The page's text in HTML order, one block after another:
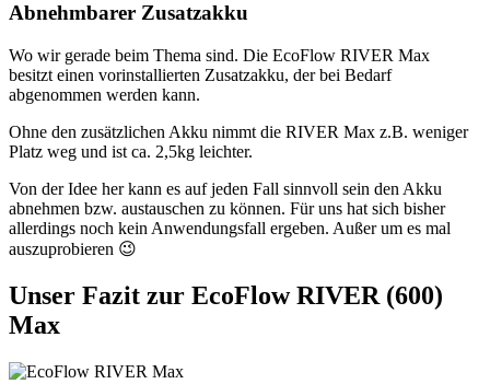
Abnehmbarer Zusatzakku
Wo wir gerade beim Thema sind. Die EcoFlow RIVER Max
besitzt einen vorinstallierten Zusatzakku, der bei Bedarf
abgenommen werden kann.
Ohne den zusätzlichen Akku nimmt die RIVER Max z.B. weniger
Platz weg und ist ca. 2,5kg leichter.
Von der Idee her kann es auf jeden Fall sinnvoll sein den Akku
abnehmen bzw. austauschen zu können. Für uns hat sich bisher
allerdings noch kein Anwendungsfall ergeben. Außer um es mal
auszuprobieren 😉
Unser Fazit zur EcoFlow RIVER (600)
Max